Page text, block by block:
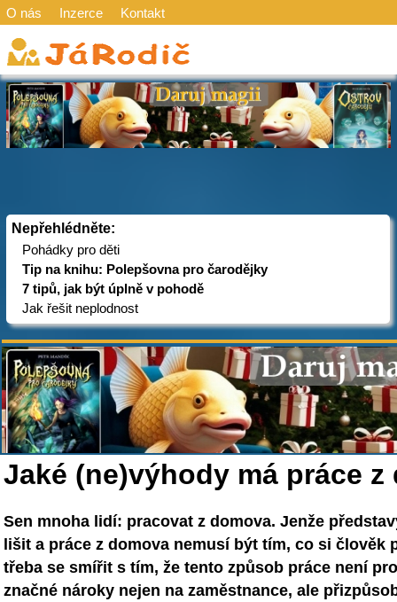
O nás Inzerce Kontakt
Nepřehlédněte:
Pohádky pro děti
Tip na knihu: Polepšovna pro čarodějky
7 tipů, jak být úplně v pohodě
Jak řešit neplodnost
Jaké (ne)výhody má práce z
Sen mnoha lidí: pracovat z domova. Jenže
lišit a práce z domova nemusí být tím, co si člověk
třeba se smířit s tím, že tento způsob práce není
značné nároky nejen na zaměstnance, ale